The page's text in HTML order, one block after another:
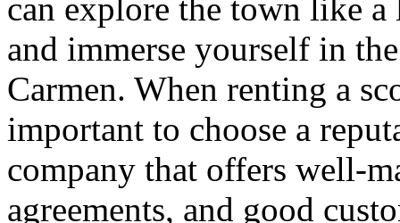
can explore the town like a
and immerse yourself in
Carmen. When renting a
important to choose a
company that offers well-
agreements, and good